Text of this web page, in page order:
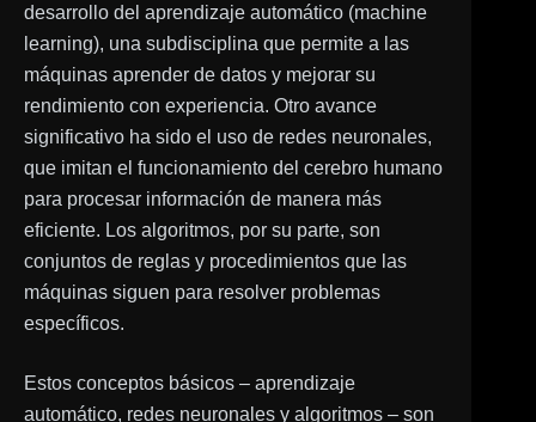
desarrollo del aprendizaje automático (machine
learning), una subdisciplina que permite a las
máquinas aprender de datos y mejorar su
rendimiento con experiencia. Otro avance
significativo ha sido el uso de redes neuronales,
que imitan el funcionamiento del cerebro humano
para procesar información de manera más
eficiente. Los algoritmos, por su parte, son
conjuntos de reglas y procedimientos que las
máquinas siguen para resolver problemas
específicos.
Estos conceptos básicos – aprendizaje
automático, redes neuronales y algoritmos – son